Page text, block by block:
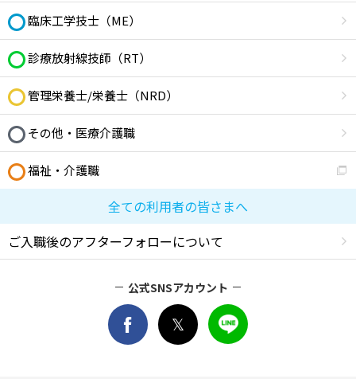
臨床工学技士（ME）
診療放射線技師（RT）
管理栄養士/栄養士（NRD）
その他・医療介護職
福祉・介護職
全ての利用者の皆さまへ
ご入職後のアフターフォローについて
公式SNSアカウント